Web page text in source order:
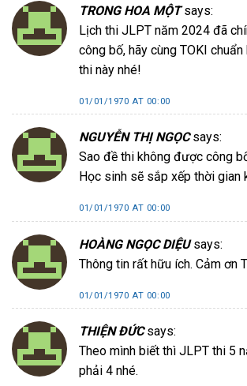
TRONG HOA MỘT says:
Lịch thi JLPT năm 2024 đã
công bố, hãy cùng TOKI
thi này nhé!
01/01/1970 AT 00:00
NGUYỄN THỊ NGỌC says:
Sao đề thi không được công
Học sinh sẽ sắp xếp thời gian
01/01/1970 AT 00:00
HOÀNG NGỌC DIỆU says:
Thông tin rất hữu ích. Cảm ơn
01/01/1970 AT 00:00
THIỆN ĐỨC says:
Theo mình biết thì JLPT thi 5
phải 4 nhé.